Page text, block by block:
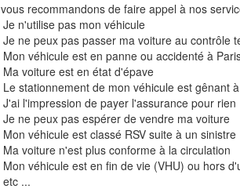
recommandons de faire appel à nos
Je n'utilise pas mon véhicule
Je ne peux pas passer ma voiture au contrôle
Mon véhicule est en panne ou accidenté à
Ma voiture est en état d'épave
Le stationnement de mon véhicule est gênant
J'ai l'impression de payer l'assurance pour rien
Je ne peux pas espérer de vendre ma voiture
Mon véhicule est classé RSV suite à un sinistre
Ma voiture n'est plus conforme à la circulation
Mon véhicule est en fin de vie (VHU) ou hors
etc ...